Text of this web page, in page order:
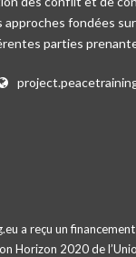
approches fondées
parties
a reçu un
Horizon 2020 de